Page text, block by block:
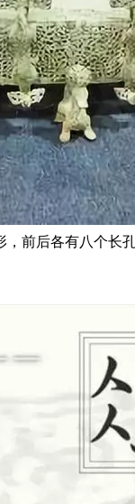
前后各有八个长